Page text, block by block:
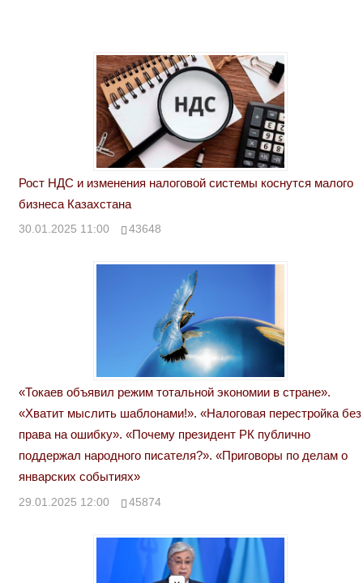
Рост НДС и изменения налоговой системы коснутся малого
бизнеса Казахстана
30.01.2025 11:00 43648
«Токаев объявил режим тотальной экономии в стране».
«Хватит мыслить шаблонами!». «Налоговая перестройка без
права на ошибку». «Почему президент РК публично
поддержал народного писателя?». «Приговоры по делам о
январских событиях»
29.01.2025 12:00 45874